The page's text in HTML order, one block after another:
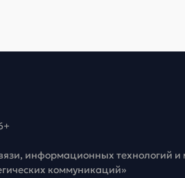
информационных технологий
коммуникаций»